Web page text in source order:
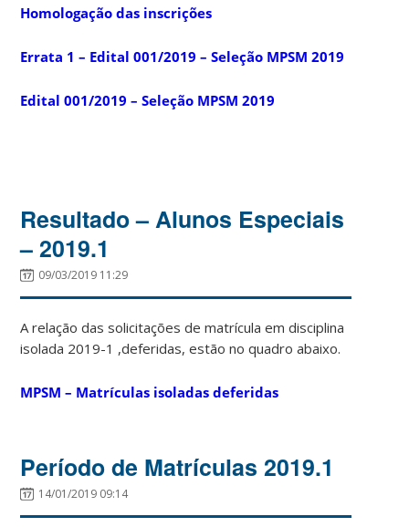
Homologação das inscrições
Errata 1 – Edital 001/2019 – Seleção MPSM 2019
Edital 001/2019 – Seleção MPSM 2019
Resultado – Alunos Especiais
– 2019.1
09/03/2019 11:29
A relação das solicitações de matrícula em disciplina
isolada 2019-1 ,deferidas, estão no quadro abaixo.
MPSM – Matrículas isoladas deferidas
Período de Matrículas 2019.1
14/01/2019 09:14